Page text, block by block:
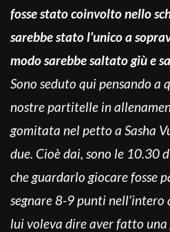
fosse stato coinvolto nello
sarebbe stato l’unico a
modo sarebbe saltato giù e
Sono seduto qui pensando a
nostre partitelle in
gomitata nel petto a Sasha
due. Cioè dai, sono le 10.30
che guardarlo giocare fosse
segnare 8-9 punti
lui voleva dire aver fatto